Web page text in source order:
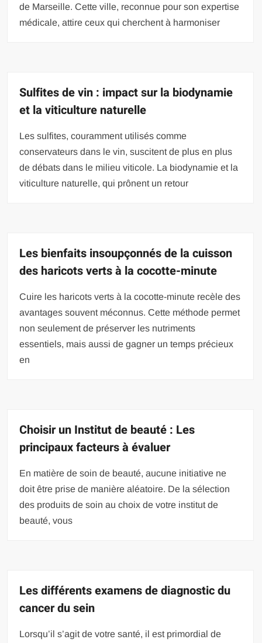
de Marseille. Cette ville, reconnue pour son expertise
médicale, attire ceux qui cherchent à harmoniser
Sulfites de vin : impact sur la biodynamie
et la viticulture naturelle
Les sulfites, couramment utilisés comme
conservateurs dans le vin, suscitent de plus en plus
de débats dans le milieu viticole. La biodynamie et la
viticulture naturelle, qui prônent un retour
Les bienfaits insoupçonnés de la cuisson
des haricots verts à la cocotte-minute
Cuire les haricots verts à la cocotte-minute recèle des
avantages souvent méconnus. Cette méthode permet
non seulement de préserver les nutriments
essentiels, mais aussi de gagner un temps précieux
en
Choisir un Institut de beauté : Les
principaux facteurs à évaluer
En matière de soin de beauté, aucune initiative ne
doit être prise de manière aléatoire. De la sélection
des produits de soin au choix de votre institut de
beauté, vous
Les différents examens de diagnostic du
cancer du sein
Lorsqu’il s’agit de votre santé, il est primordial de